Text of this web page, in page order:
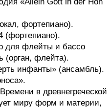
фортепиано).
(фортепиано).
для флейты и бассо
(орган, флейта).
инфанты» (ансамбль).
в древнегреческой
миру форм и материи,